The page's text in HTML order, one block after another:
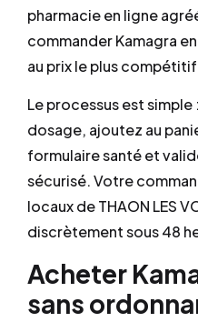
pharmacie en ligne
commander Kamagra
au prix le plus
Le processus est
dosage, ajoutez au
formulaire santé et
sécurisé. Votre
locaux de THAON LES
discrètement sous 48
Acheter
sans